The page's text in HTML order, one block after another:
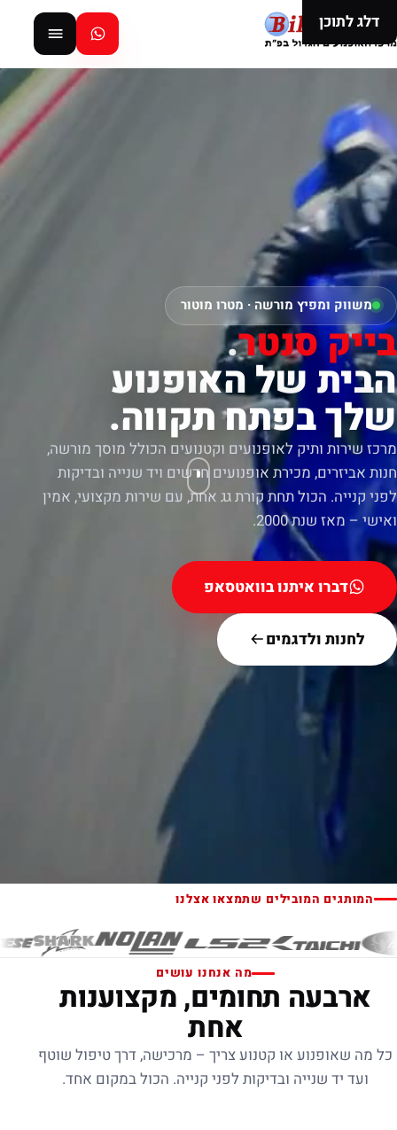
דלג לתוכן
משווק ומפיץ מורשה · מטרו מוטור
בייק סנטר.
הבית של האופנוע
שלך בפתח תקווה.
מרכז שירות ותיק לאופנועים וקטנועים הכולל מוסך מורשה,
חנות אביזרים, מכירת אופנועים חדשים ויד שנייה ובדיקות
לפני קנייה. הכול תחת קורת גג אחת, עם שירות מקצועי, אמין
ואישי – מאז שנת 2000.
דברו איתנו בוואטסאפ
לחנות ולדגמים
המותגים המובילים שתמצאו אצלנו
מה אנחנו עושים
ארבעה תחומים, מקצוענות
אחת
כל מה שאופנוע או קטנוע צריך – מרכישה, דרך טיפול שוטף
ועד יד שנייה ובדיקות לפני קנייה. הכול במקום אחד.